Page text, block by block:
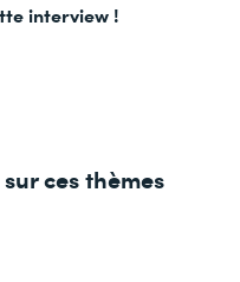
interview !
ces thèmes